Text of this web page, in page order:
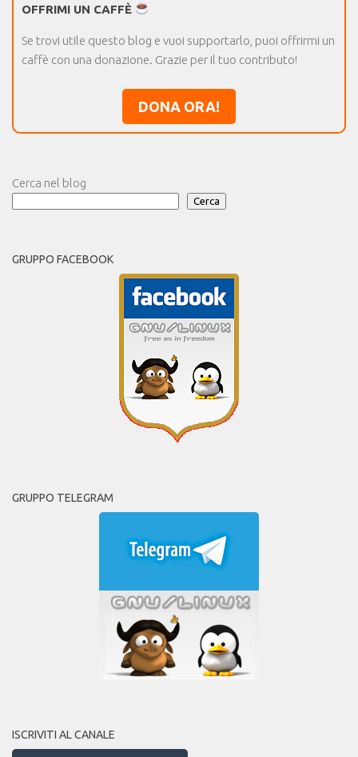
OFFRIMI UN CAFFÈ
Se trovi utile questo blog e vuoi supportarlo, puoi offrirmi un
caffè con una donazione. Grazie per il tuo contributo!
DONA ORA!
Cerca nel blog
Cerca
GRUPPO FACEBOOK
GRUPPO TELEGRAM
ISCRIVITI AL CANALE